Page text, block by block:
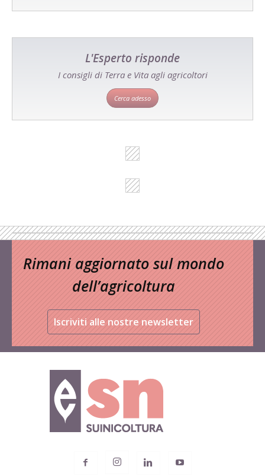
L'Esperto risponde
I consigli di Terra e Vita agli agricoltori
Cerca adesso
Rimani aggiornato sul mondo
dell’agricoltura
Iscriviti alle nostre newsletter